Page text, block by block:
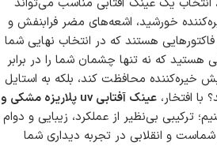
خورشید، اشعه‌های مضر فرابنفش و
هستند که در انتخاب نهایی شما
هستید که نه تنها چشمان شما را در برابر
خیره‌کننده محافظت کند، بلکه به استایل
افتخار،
عینک آفتابی uv پلاریزه مشکی و
ترکیبی بی‌نظیر از عملکرد، زیبایی و دوام
و انقلابی در تجربه دیداری شما